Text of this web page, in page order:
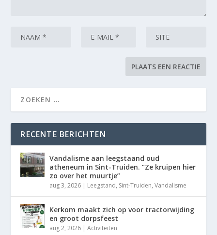
RECENTE BERICHTEN
Vandalisme aan leegstaand oud
atheneum in Sint-Truiden. “Ze kruipen hier
zo over het muurtje”
aug 3, 2026 | Leegstand, Sint-Truiden,Vandalisme
Kerkom maakt zich op voor tractorwijding
en groot dorpsfeest
aug 2, 2026 |Activiteiten